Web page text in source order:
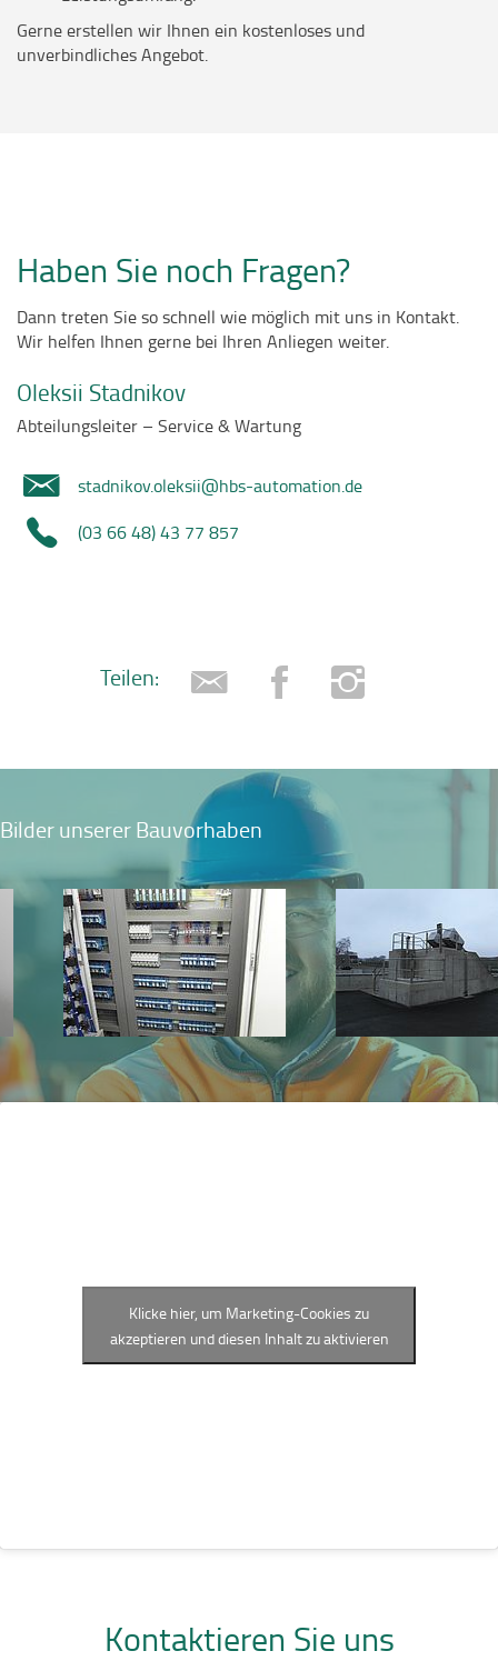
Gerne erstellen wir Ihnen ein kostenloses und
unverbindliches Angebot.
Haben Sie noch Fragen?
Dann treten Sie so schnell wie möglich mit uns in Kontakt.
Wir helfen Ihnen gerne bei Ihren Anliegen weiter.
Oleksii Stadnikov
Abteilungsleiter – Service & Wartung
stadnikov.oleksii@hbs-automation.de
(03 66 48) 43 77 857
Teilen:
Bilder unserer Bauvorhaben
Klicke hier, um Marketing-Cookies zu
akzeptieren und diesen Inhalt zu aktivieren
Kontaktieren Sie uns